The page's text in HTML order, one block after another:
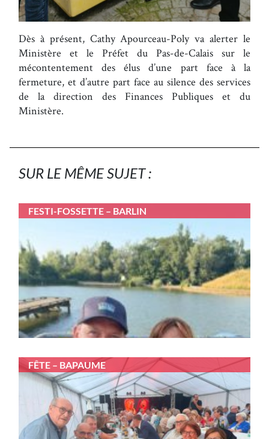
Dès à présent, Cathy Apourceau-Poly va alerter le
Ministère et le Préfet du Pas-de-Calais sur le
mécontentement des élus d’une part face à la
fermeture, et d’autre part face au silence des services
de la direction des Finances Publiques et du
Ministère.
SUR LE MÊME SUJET :
FESTI-FOSSETTE – BARLIN
FÊTE – BAPAUME